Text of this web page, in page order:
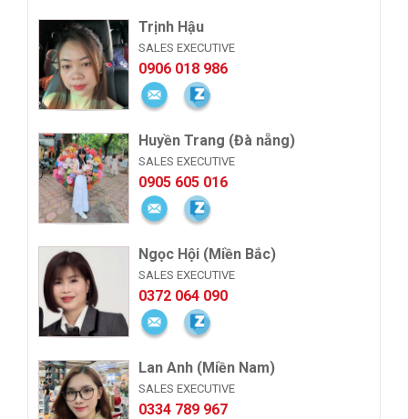
Trịnh Hậu
SALES EXECUTIVE
0906 018 986
Huyền Trang (Đà nẵng)
SALES EXECUTIVE
0905 605 016
Ngọc Hội (Miền Bắc)
SALES EXECUTIVE
0372 064 090
Lan Anh (Miền Nam)
SALES EXECUTIVE
0334 789 967